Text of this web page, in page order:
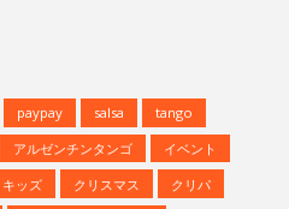
paypay salsa
tango
アルゼンチンタンゴ
イベント
キッズ クリスマス
クリパ